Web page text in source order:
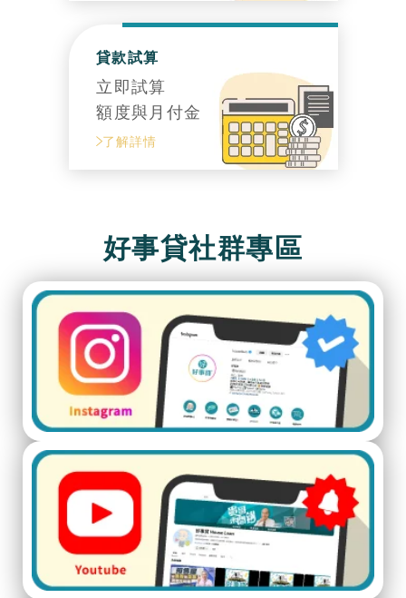
貸款試算
立即試算
額度與月付金
了解詳情
好事貸社群專區